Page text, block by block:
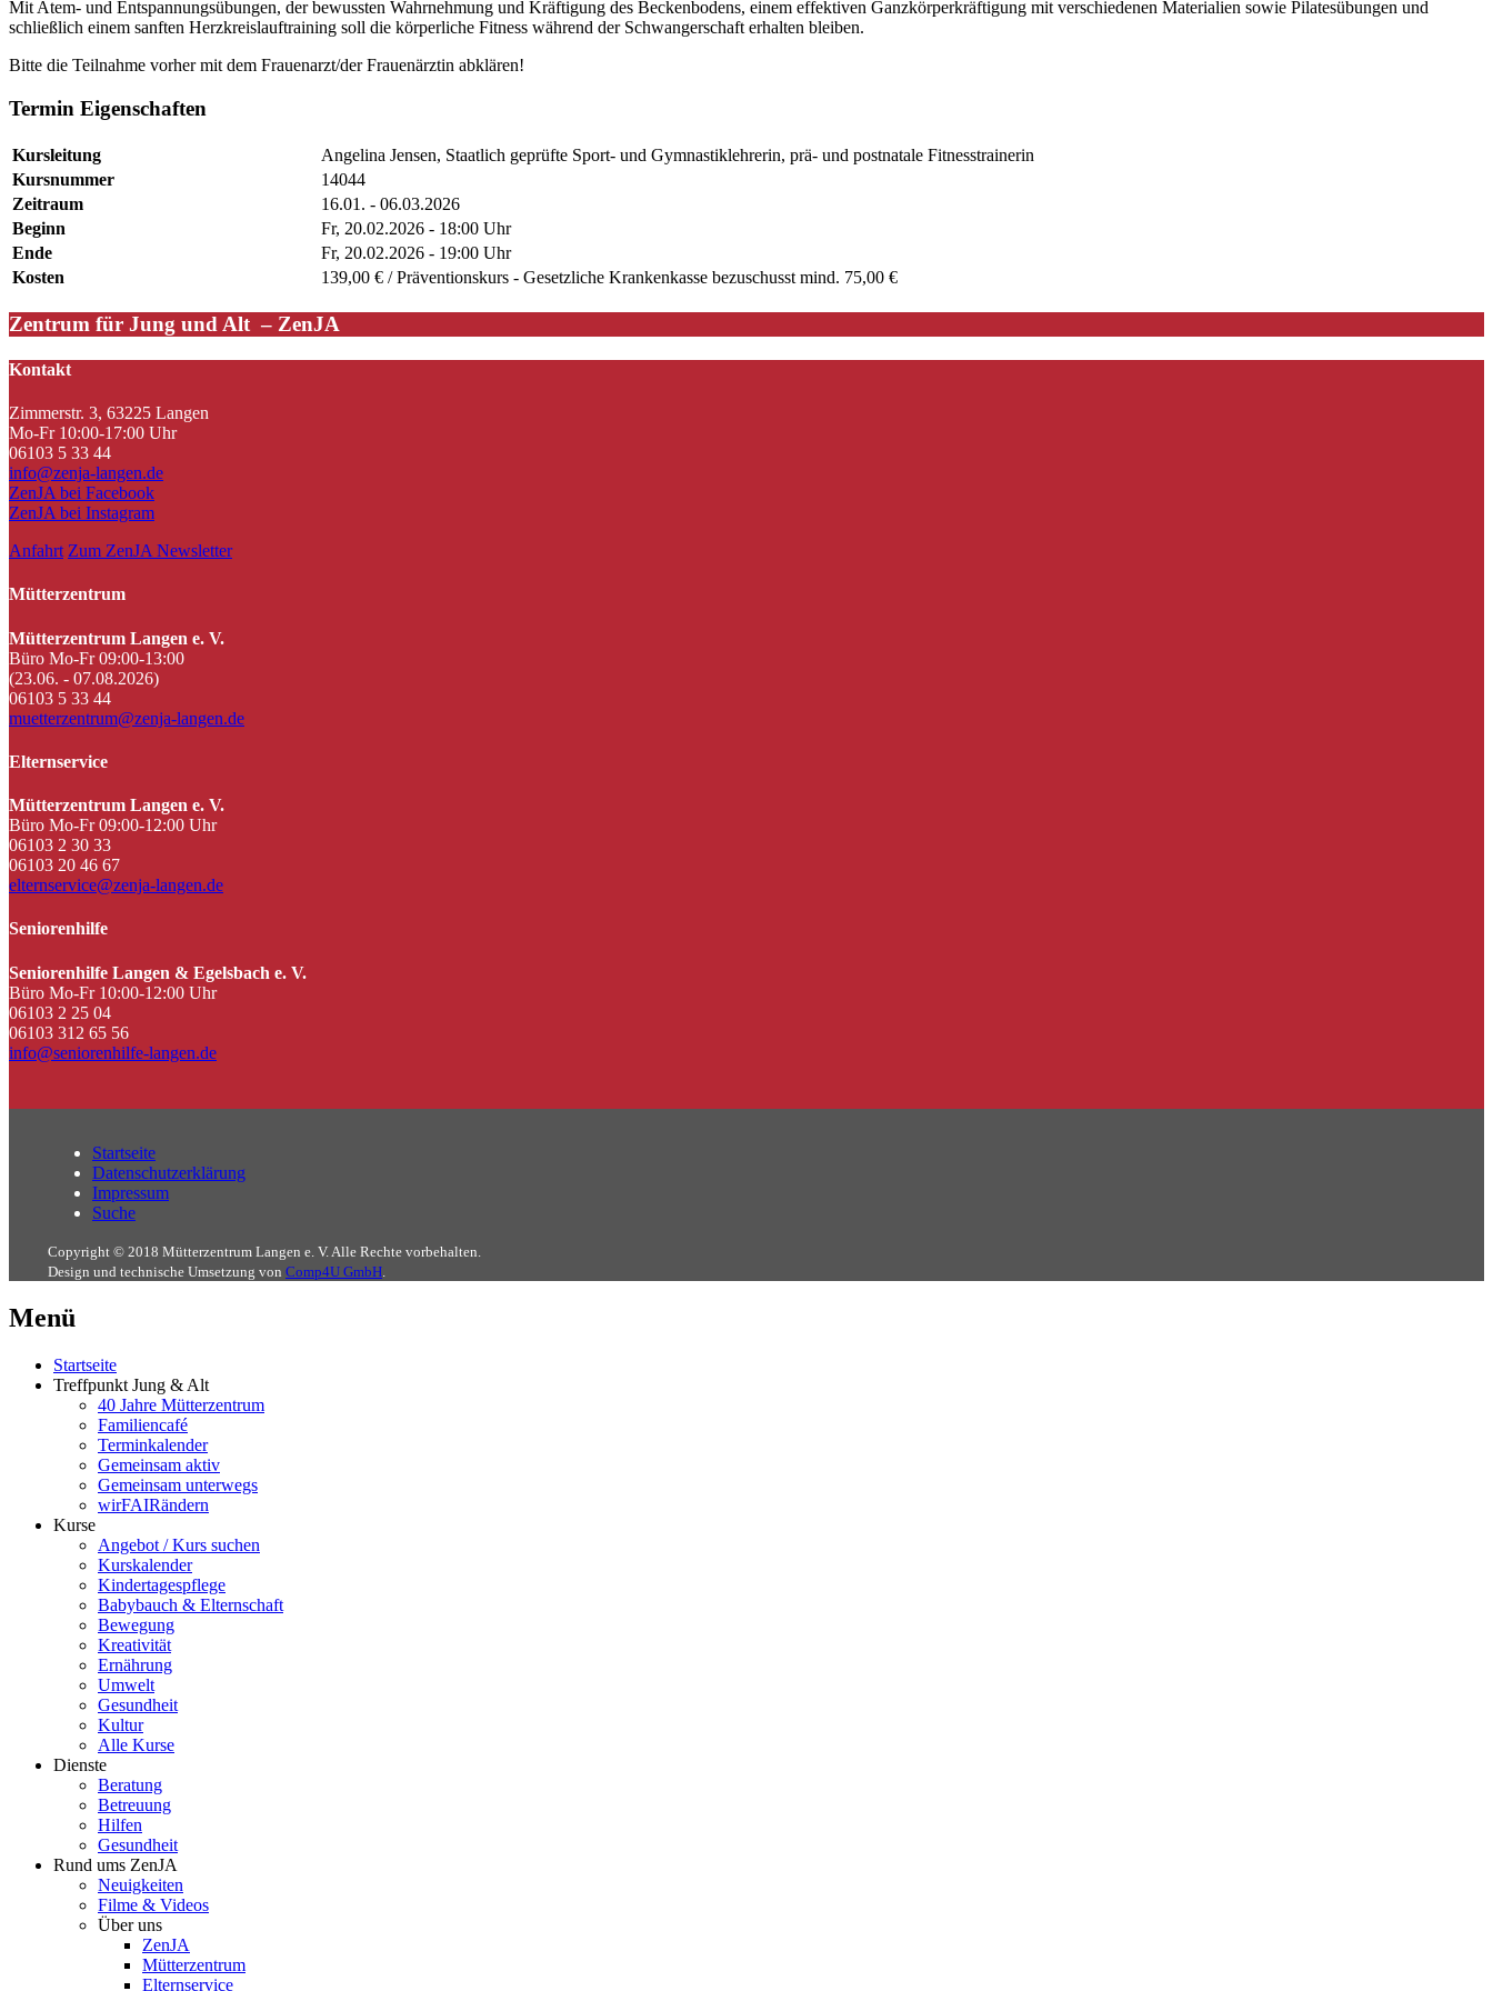
Mit Atem- und Entspannungsübungen, der bewussten Wahrnehmung und Kräftigung des Beckenbodens, einem effektiven Ganzkörperkräftigung mit verschiedenen Materialien sowie Pilatesübungen und
schließlich einem sanften Herzkreislauftraining soll die körperliche Fitness während der Schwangerschaft erhalten bleiben.
Bitte die Teilnahme vorher mit dem Frauenarzt/der Frauenärztin abklären!
Termin Eigenschaften
Kursleitung
Angelina Jensen, Staatlich geprüfte Sport- und Gymnastiklehrerin, prä- und postnatale Fitnesstrainerin
Kursnummer
14044
Zeitraum
16.01. - 06.03.2026
Beginn
Fr, 20.02.2026 - 18:00 Uhr
Ende
Fr, 20.02.2026 - 19:00 Uhr
Kosten
139,00 € / Präventionskurs - Gesetzliche Krankenkasse bezuschusst mind. 75,00 €
Zentrum für Jung und Alt – ZenJA
Kontakt
Zimmerstr. 3, 63225 Langen
Mo-Fr 10:00-17:00 Uhr
06103 5 33 44
info@zenja-langen.de
ZenJA bei Facebook
ZenJA bei Instagram
Anfahrt Zum ZenJA Newsletter
Mütterzentrum
Mütterzentrum Langen e. V.
Büro Mo-Fr 09:00-13:00
(23.06. - 07.08.2026)
06103 5 33 44
muetterzentrum@zenja-langen.de
Elternservice
Mütterzentrum Langen e. V.
Büro Mo-Fr 09:00-12:00 Uhr
06103 2 30 33
06103 20 46 67
elternservice@zenja-langen.de
Seniorenhilfe
Seniorenhilfe Langen & Egelsbach e. V.
Büro Mo-Fr 10:00-12:00 Uhr
06103 2 25 04
06103 312 65 56
info@seniorenhilfe-langen.de
Startseite
Datenschutzerklärung
Impressum
Suche
Copyright © 2018 Mütterzentrum Langen e. V. Alle Rechte vorbehalten.
Design und technische Umsetzung von Comp4U GmbH
Menü
Startseite
Treffpunkt Jung & Alt
40 Jahre Mütterzentrum
Familiencafé
Terminkalender
Gemeinsam aktiv
Gemeinsam unterwegs
wirFAIRändern
Kurse
Angebot / Kurs suchen
Kurskalender
Kindertagespflege
Babybauch & Elternschaft
Bewegung
Kreativität
Ernährung
Umwelt
Gesundheit
Kultur
Alle Kurse
Dienste
Beratung
Betreuung
Hilfen
Gesundheit
Rund ums ZenJA
Neuigkeiten
Filme & Videos
Über uns
ZenJA
Mütterzentrum
Elternservice